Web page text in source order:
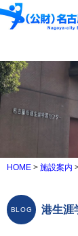
HOME > 施設案内
港生涯